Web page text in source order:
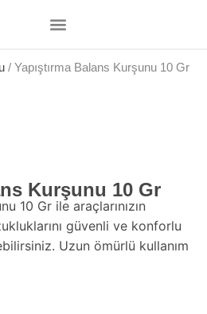
/ Yapıştırma Balans Kurşunu 10 Gr
Kurşunu 10 Gr
10 Gr ile araçlarınızın
güvenli ve konforlu
Uzun ömürlü kullanım